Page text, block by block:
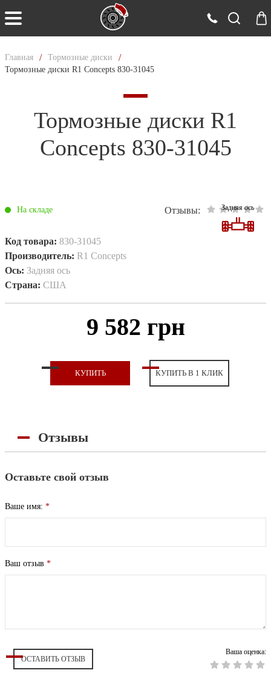
Главная / Тормозные диски /
Тормозные диски R1 Concepts 830-31045
Тормозные диски R1
Concepts 830-31045
Задняя ось
На складе Отзывы:
Код товара: 830-31045
Производитель: R1 Concepts
Ось: Задняя ось
Страна: США
9 582 грн
КУПИТЬ КУПИТЬ В 1 КЛИК
Отзывы
Оставьте свой отзыв
Ваше имя: *
Ваш отзыв *
ОСТАВИТЬ ОТЗЫВ
Ваша оценка: